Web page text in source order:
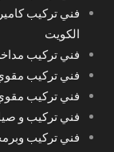
فني تركيب
الكويت
فني تركيب
فني تركيب
فني تركيب
فني تركيب و
فني تركيب